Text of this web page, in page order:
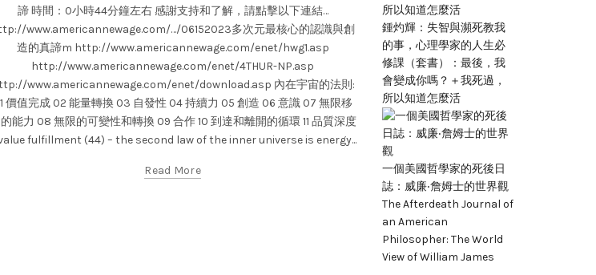
諦 時間：0小時44分鐘左右 感謝支持和了解，請點擊以下連結…
www.americannewage.com/…/06152023多次元最核心的認識與創
造的真諦m http://www.americannewage.com/enet/hwg1.asp
http://www.americannewage.com/enet/4THUR-NP.asp
www.americannewage.com/enet/download.asp 內在宇宙的法則:
價值完成 02 能量轉換 03 自發性 04 持續力 05 創造 06 意識 07 無限移
能力 08 無限的可變性和轉換 09 合作 10 到達和離開的循環 11 品質深度
fulfillment (44) – the second law of the inner universe is energy...
Read More
而已 01:06:30 moment point 力矩點
態，也就是你在抓靈感的狀態 01:13:30 早
根本假設或 基本假設 (root assumptions)
假設還有更多。 現在，第一：能量和行動
沒有一個必須適用於肉體運動。 第二：所
行動起源。靈性能量引導精神行動。 第三
存，具有強度方面的價值。 第四：物體，
量團塊。 第五：時間序列中的穩定性，除
假設之外，對於物體不是必要的前提條件
障存在。 第七：廣闊現在，在這裡更加適
的唯一屏障是精神屏障，或靈性屏障。
鍾灼輝：失智與瀕死教我
的事，心理學家的人生必
修課（套書）：最後，我
會變成你嗎？＋我死過，
所以知道怎麼活
一個美國哲學家的死後日
誌：威廉‧詹姆士的世界觀
The Afterdeath Journal of
an American
Philosopher: The World
View of William James